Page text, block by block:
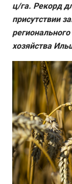
ц/га. Рекорд
присутствии
хозяйства